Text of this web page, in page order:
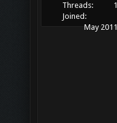
Threads:
1
Joined:
May 2011